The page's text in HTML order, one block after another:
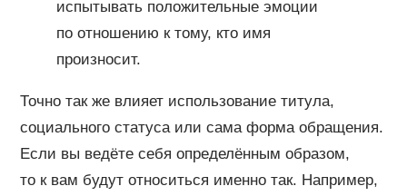
испытывать положительные эмоции
по отношению к тому, кто имя
произносит.
Точно так же влияет использование титула,
социального статуса или сама форма обращения.
Если вы ведёте себя определённым образом,
то к вам будут относиться именно так. Например,